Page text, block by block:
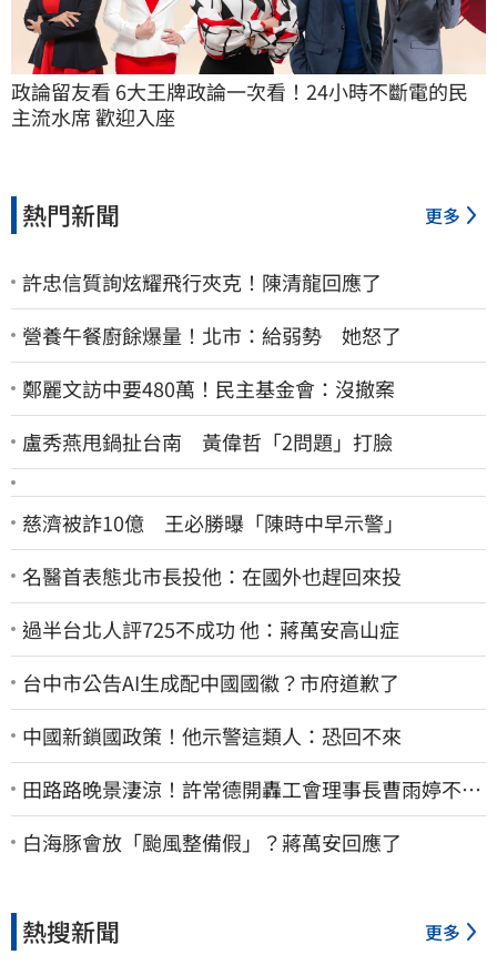
政論留友看 6大王牌政論一次看！24小時不斷電的民
主流水席 歡迎入座
熱門新聞 更多
許忠信質詢炫耀飛行夾克！陳清龍回應了
營養午餐廚餘爆量！北市：給弱勢 她怒了
鄭麗文訪中要480萬！民主基金會：沒撤案
盧秀燕甩鍋扯台南 黃偉哲「2問題」打臉
慈濟被詐10億 王必勝曝「陳時中早示警」
名醫首表態北市長投他：在國外也趕回來投
過半台北人評725不成功 他：蔣萬安高山症
台中市公告AI生成配中國國徽？市府道歉了
中國新鎖國政策！他示警這類人：恐回不來
田路路晚景淒涼！許常德開轟工會理事長曹雨婷不忍
了：別只包紅包慰問
白海豚會放「颱風整備假」？蔣萬安回應了
熱搜新聞 更多